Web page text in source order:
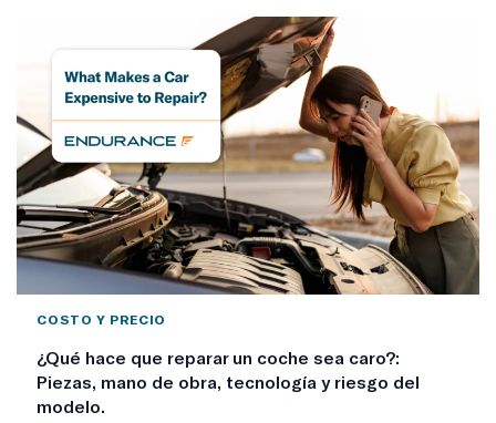
COSTO Y PRECIO
¿Qué hace que reparar un coche sea caro?:
Piezas, mano de obra, tecnología y riesgo del
modelo.